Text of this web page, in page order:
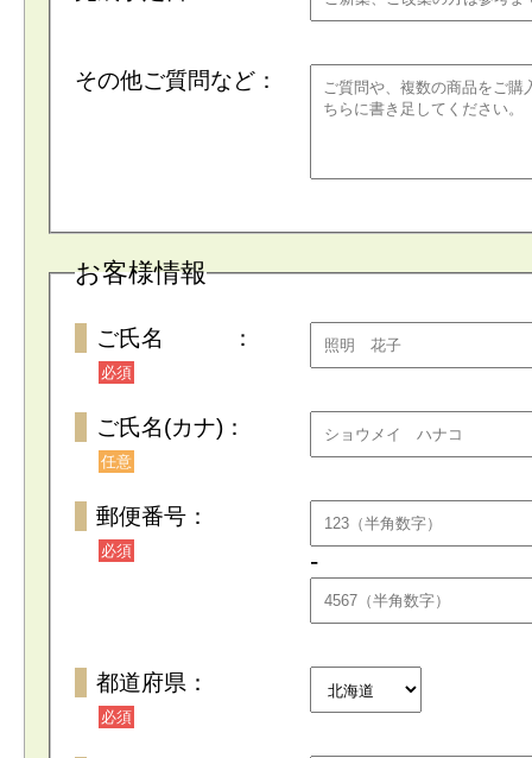
その他ご質問など：
お客様情報
ご氏名 ：
必須
ご氏名(カナ)：
任意
郵便番号：
必須 -
都道府県：
必須